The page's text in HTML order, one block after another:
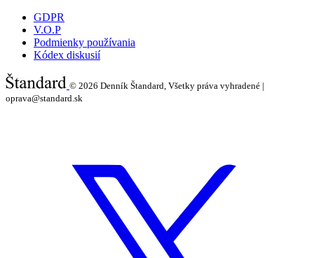
GDPR
V.O.P
Podmienky používania
Kódex diskusií
© 2026 Denník Štandard, Všetky práva vyhradené |
oprava@standard.sk